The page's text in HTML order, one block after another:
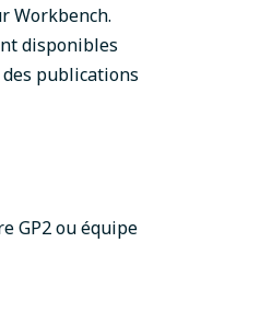
Workbench.
disponibles
publications
GP2 ou équipe